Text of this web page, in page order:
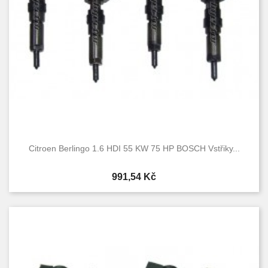
Citroen Berlingo 1.6 HDI 55 KW 75 HP BOSCH Vstřiky...
Cena
991,54 Kč